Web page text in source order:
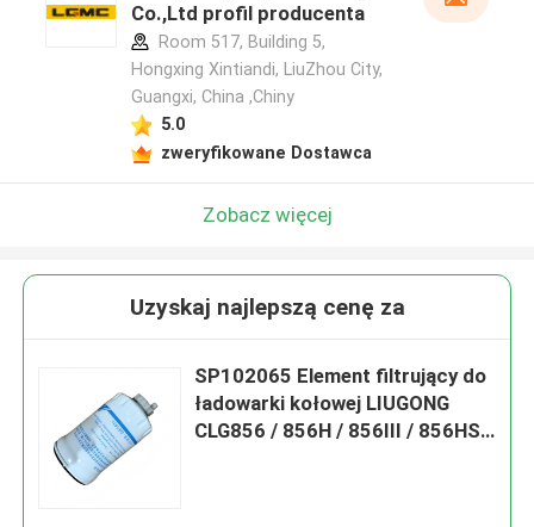
Co.,Ltd profil producenta
Room 517, Building 5,
Hongxing Xintiandi, LiuZhou City,
Guangxi, China ,Chiny
5.0
zweryfikowane Dostawca
Zobacz więcej
Uzyskaj najlepszą cenę za
SP102065 Element filtrujący do
ładowarki kołowej LIUGONG
CLG856 / 856H / 856III / 856HS /